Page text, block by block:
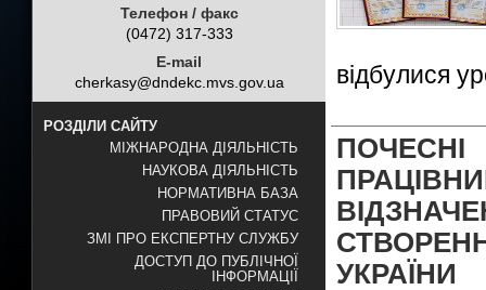
Телефон / факс
(0472) 317-333
E-mail
cherkasy@dndekc.mvs.gov.ua
РОЗДІЛИ САЙТУ
МІЖНАРОДНА ДІЯЛЬНІСТЬ
НАУКОВА ДІЯЛЬНІСТЬ
НОРМАТИВНА БАЗА
ПРАВОВИЙ СТАТУС
ЗМІ ПРО ЕКСПЕРТНУ СЛУЖБУ
ДОСТУП ДО ПУБЛІЧНОЇ
ІНФОРМАЦІЇ
відбулися
УКРАЇНИ